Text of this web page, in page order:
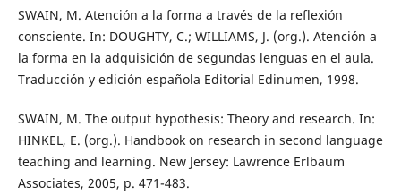
SWAIN, M. Atención a la forma a través de la reflexión
consciente. In: DOUGHTY, C.; WILLIAMS, J. (org.). Atención a
la forma en la adquisición de segundas lenguas en el aula.
Traducción y edición española Editorial Edinumen, 1998.
SWAIN, M. The output hypothesis: Theory and research. In:
HINKEL, E. (org.). Handbook on research in second language
teaching and learning. New Jersey: Lawrence Erlbaum
Associates, 2005, p. 471-483.